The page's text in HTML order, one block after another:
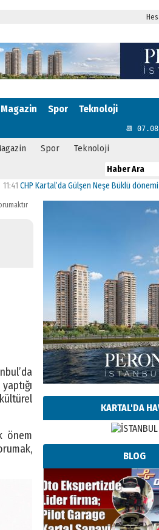
Magazin Spor Teknoloji
📆
Spor Teknoloji
Kartal’da Gülşen Neşe Büklü dönemi 11:13
önem
KARTAL'DA
BLOG